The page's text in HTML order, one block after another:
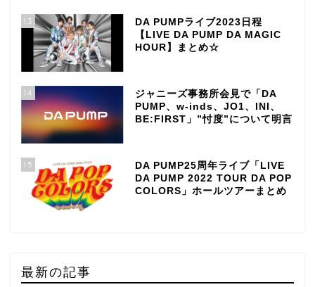
13
DA PUMPライブ2023日程
【LIVE DA PUMP DA MAGIC
HOUR】まとめ☆
14
ジャニーズ事務所会見で「DA
PUMP、w-inds、JO1、INI、
BE:FIRST」”忖度”について明言
15
DA PUMP25周年ライブ「LIVE
DA PUMP 2022 TOUR DA POP
COLORS」ホールツアーまとめ
最新の記事